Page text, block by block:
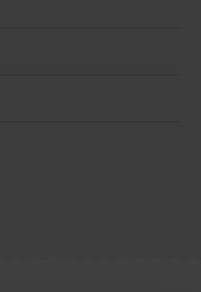
Qualität und